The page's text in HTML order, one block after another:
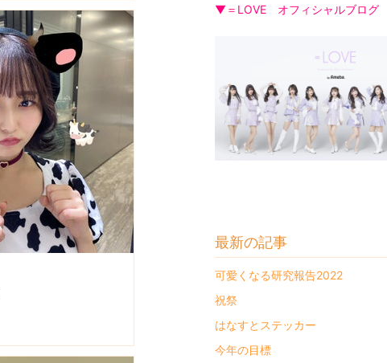
▼＝LOVE オフィシャルブログ
最新の記事
可愛くなる研究報告2022
祝祭
はなすとステッカー
今年の目標